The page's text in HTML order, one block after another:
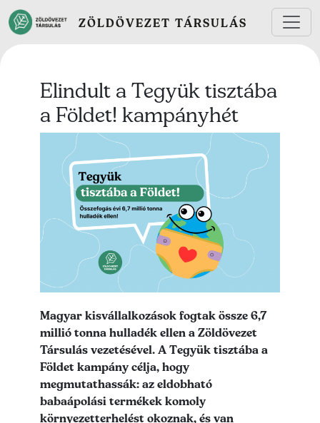
Ugrás a tartalomra
ZÖLDÖVEZET TÁRSULÁS
Elindult a Tegyük tisztába
a Földet! kampányhét
Lead kép
Lead szöveg
Magyar kisvállalkozások fogtak össze 6,7
millió tonna hulladék ellen a Zöldövezet
Társulás vezetésével. A Tegyük tisztába a
Földet kampány célja, hogy
megmutathassák: az eldobható
babaápolási termékek komoly
környezetterhelést okoznak, és van